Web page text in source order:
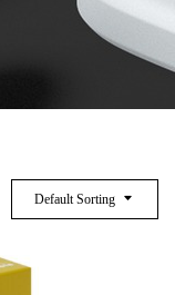
Default Sorting